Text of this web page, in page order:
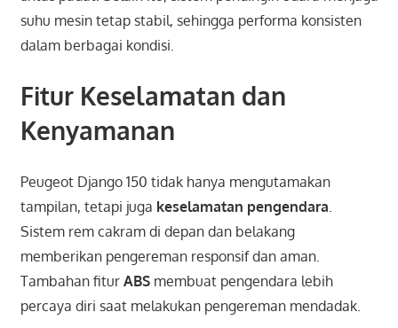
suhu mesin tetap stabil, sehingga performa konsisten
dalam berbagai kondisi.
Fitur Keselamatan dan
Kenyamanan
Peugeot Django 150 tidak hanya mengutamakan
tampilan, tetapi juga keselamatan pengendara
Sistem rem cakram di depan dan belakang
memberikan pengereman responsif dan aman.
Tambahan fitur ABSmembuat pengendara lebih
percaya diri saat melakukan pengereman mendadak.